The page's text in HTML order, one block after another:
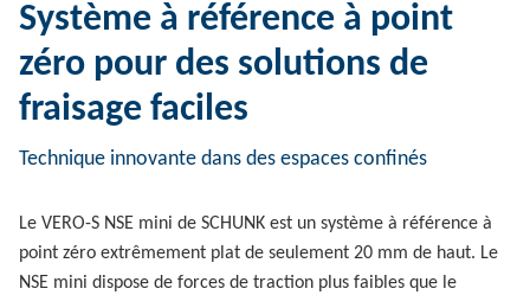
Système à référence à point
zéro pour des solutions de
fraisage faciles
Technique innovante dans des espaces confinés
Le VERO-S NSE mini de SCHUNK est un système à référence à
point zéro extrêmement plat de seulement 20 mm de haut. Le
NSE mini dispose de forces de traction plus faibles que le